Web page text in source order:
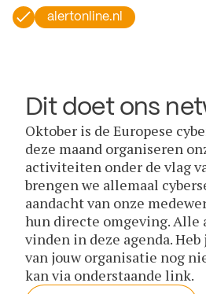
alertonline.nl
Dit doet ons
Oktober is de Europese
deze maand organiseren
activiteiten onder de vlag
brengen we allemaal
aandacht van onze
hun directe omgeving.
vinden in deze agenda.
van jouw organisatie nog
kan via onderstaande link.